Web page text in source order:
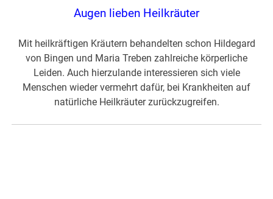
Augen lieben Heilkräuter
Mit heilkräftigen Kräutern behandelten schon Hildegard
von Bingen und Maria Treben zahlreiche körperliche
Leiden. Auch hierzulande interessieren sich viele
Menschen wieder vermehrt dafür, bei Krankheiten auf
natürliche Heilkräuter zurückzugreifen.